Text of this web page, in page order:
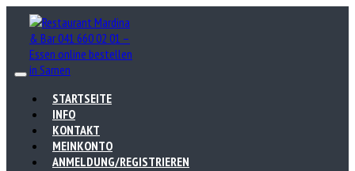
STARTSEITE
INFO
KONTAKT
MEINKONTO
ANMELDUNG/REGISTRIEREN